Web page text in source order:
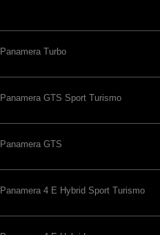
Panamera Turbo
Panamera GTS Sport Turismo
Panamera GTS
Panamera 4 E Hybrid Sport Turismo